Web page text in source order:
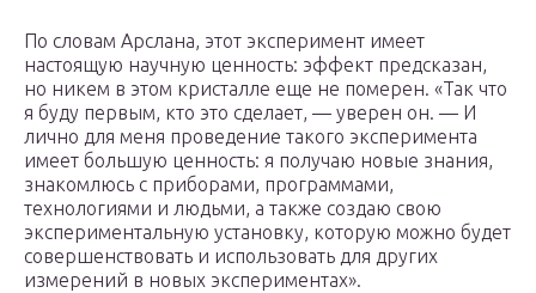
По словам Арслана, этот эксперимент имеет
настоящую научную ценность: эффект предсказан,
но никем в этом кристалле еще не померен. «Так что
я буду первым, кто это сделает, — уверен он. — И
лично для меня проведение такого эксперимента
имеет большую ценность: я получаю новые знания,
знакомлюсь с приборами, программами,
технологиями и людьми, а также создаю свою
экспериментальную установку, которую можно будет
совершенствовать и использовать для других
измерений в новых экспериментах».